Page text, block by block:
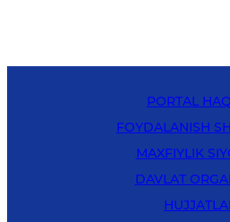
PORTAL
FOYDALANISH
MAXFIYLIK
DAVLAT